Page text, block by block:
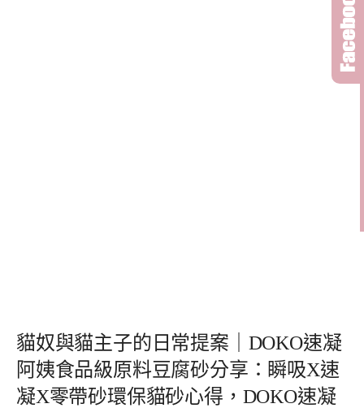
貓奴與貓主子的日常提案｜DOKO速凝
阿姨食品級原料豆腐砂分享：瞬吸X速
凝X零帶砂環保貓砂心得，DOKO速凝